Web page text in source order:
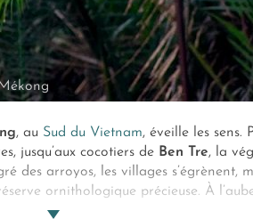
, au Sud du Vietnam, éveille les sens.
jusqu’aux cocotiers de Ben Tre, la
des arroyos, les villages s’égrènent,
ornithologique précieuse. À
leurs denrées sous l’égide